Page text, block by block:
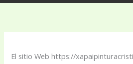
El sitio Web https://